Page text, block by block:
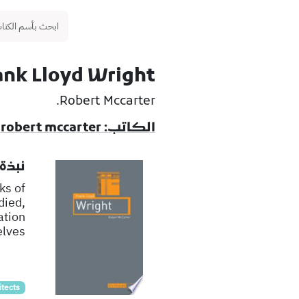
Lloyd Wright
Robert Mccarter.
الكاتب: robert mccarter
of